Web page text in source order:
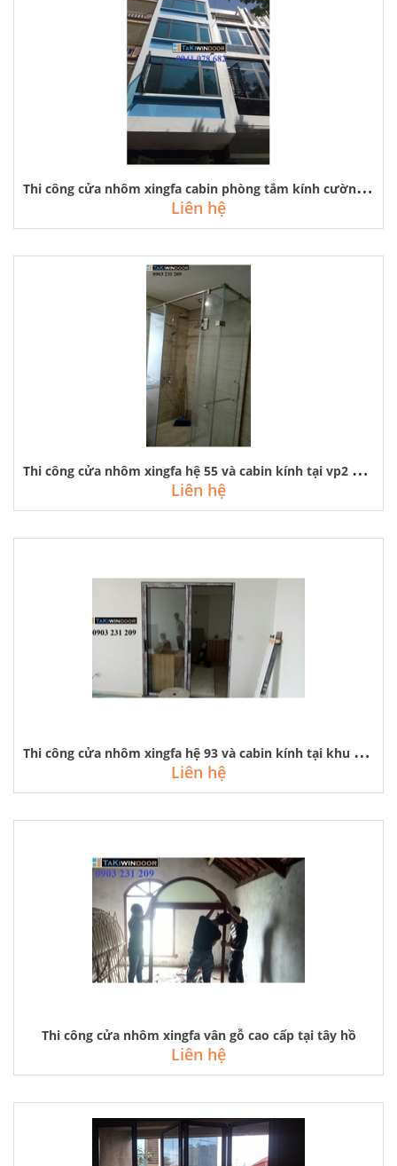
T
hi công cửa nhôm xingfa cabin phòng tắm kính cường lực tại thường tín
Liên hệ
T
hi công cửa nhôm xingfa hệ 55 và cabin kính tại vp2 bán đảo linh đàm
Liên hệ
T
hi công cửa nhôm xingfa hệ 93 và cabin kính tại khu ngoại giao đoàn
Liên hệ
Thi công cửa nhôm xingfa vân gỗ cao cấp tại tây hồ
Liên hệ